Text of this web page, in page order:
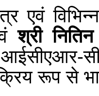
विभिन्न
श्री
रूप से